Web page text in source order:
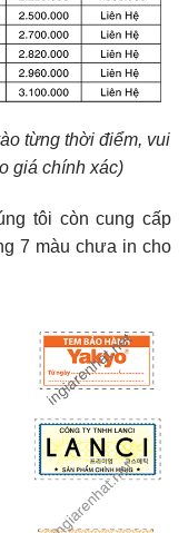
từng thời điểm, vui
giá chính xác)
tôi còn cung cấp
7 màu chưa in cho